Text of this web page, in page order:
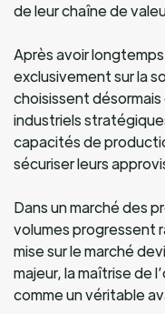
de leur chaîne de
Après avoir
exclusivement sur la
choisissent
industriels
capacités de
sécuriser leurs
Dans un marché des
volumes progressent
mise sur le marché
majeur, la maîtrise de
comme un véritable